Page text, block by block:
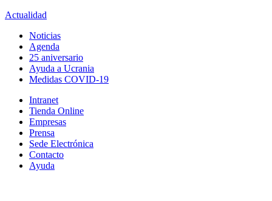
Actualidad
Noticias
Agenda
25 aniversario
Ayuda a Ucrania
Medidas COVID-19
Intranet
Tienda Online
Empresas
Prensa
Sede Electrónica
Contacto
Ayuda